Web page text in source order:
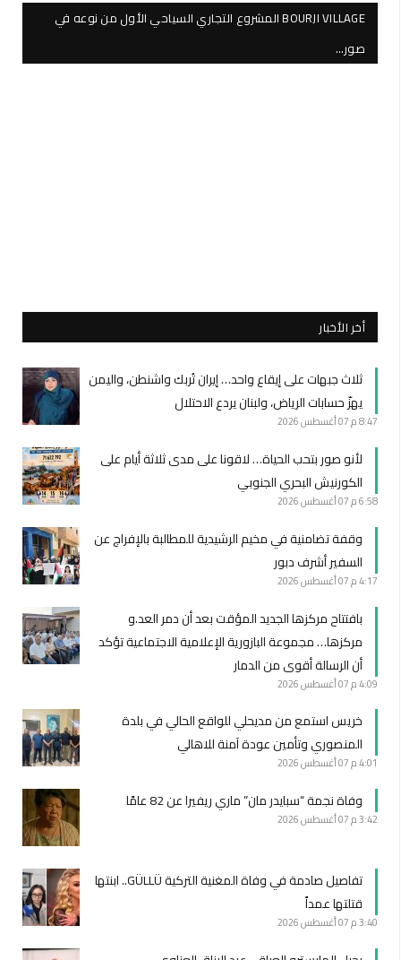
BOURJI VILLAGE المشروع التجاري السياحي الأول من نوعه في
صور…
أخر الأخبار
ثلاث جبهات على إيقاع واحد… إيران تُربك واشنطن، واليمن
يهزّ حسابات الرياض، ولبنان يردع الاحتلال
8:47 م 07 أغسطس 2026
لأنو صور بتحب الحياة… لاقونا على مدى ثلاثة أيام على
الكورنيش البحري الجنوبي
6:58 م 07 أغسطس 2026
وقفة تضامنية في مخيم الرشيدية للمطالبة بالإفراج عن
السفير أشرف دبور
4:17 م 07 أغسطس 2026
بافتتاح مركزها الجديد المؤقت بعد أن دمر العد.و
مركزها… مجموعة البازورية الإعلامية الاجتماعية تؤكد
أن الرسالة أقوى من الدمار
4:09 م 07 أغسطس 2026
خريس استمع من مديحلي للواقع الحالي في بلدة
المنصوري وتأمين عودة آمنة للاهالي
4:01 م 07 أغسطس 2026
وفاة نجمة “سبايدر مان” ماري ريفيرا عن 82 عامًا
3:42 م 07 أغسطس 2026
تفاصيل صادمة في وفاة المغنية التركية GÜLLÜ.. ابنتها
قتلتها عمداً
3:40 م 07 أغسطس 2026